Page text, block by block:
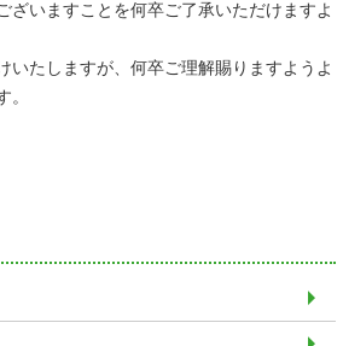
ざいますことを何卒ご了承いただけますよ
いたしますが、何卒ご理解賜りますようよ
。